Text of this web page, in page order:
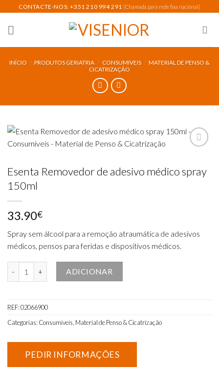
content
CONTACTE-NOS: +351 210 994 291 (Chamada para rede fixa nacional)
INÍCIO / PRODUTOS GERIATRIA / CONSUMIVEIS / MATERIAL DE PENSO &
CICATRIZAÇÃO
Add to
Esenta Removedor de adesivo médico spray
150ml
33.90€
Spray sem álcool para a remoção atraumática de adesivos
médicos, pensos para feridas e dispositivos médicos.
Quantidade de Esenta Removedor de adesivo médico spray 150ml
ADICIONAR
REF:02066900
Categorias: Consumiveis, Material de Penso & Cicatrização